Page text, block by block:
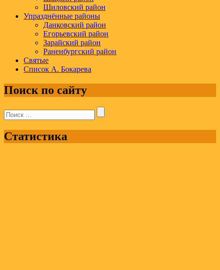
Шиловский район
Упразднённые районы
Данковский район
Егорьевский район
Зарайский район
Раненбургский район
Святые
Список А. Бокарева
Поиск по сайту
Поиск:
Статистика